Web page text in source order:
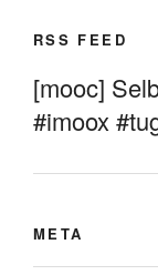
RSS FEED
[mooc]
#imoox
META